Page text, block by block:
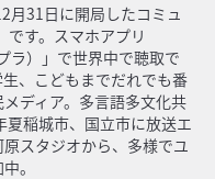
月31日に開局したコミュ
です。スマホアプリ
ラ）」で世界中で聴取で
、こどもまでだれでも番
ディア。多言語多文化共
稲城市、国立市に放送エ
スタジオから、多様でユ
。